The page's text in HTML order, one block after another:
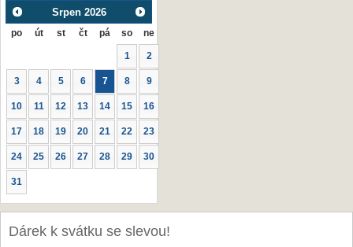
Srpen 2026
po út st čt pá so ne
1 2
3 4 5 6 7 8 9
10 11 12 13 14 15 16
17 18 19 20 21 22 23
24 25 26 27 28 29 30
31
Dárek k svátku se slevou!